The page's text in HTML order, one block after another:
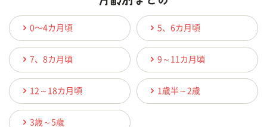
0〜4カ月頃 5、6カ月頃
7、8カ月頃 9～11カ月頃
12～18カ月頃 1歳半～2歳
3歳～5歳